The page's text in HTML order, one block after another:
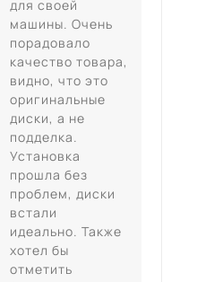
для своей
машины. Очень
порадовало
качество товара,
видно, что это
оригинальные
диски, а не
подделка.
Установка
прошла без
проблем, диски
встали
идеально. Также
хотел бы
отметить